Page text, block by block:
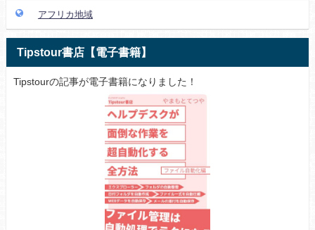
アフリカ地域
Tipstour書店【電子書籍】
Tipstourの記事が電子書籍になりました！